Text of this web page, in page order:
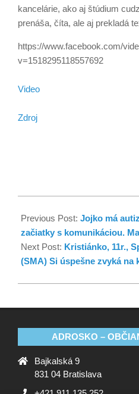
kancelárie, ako aj štúdium
prenáša, číta, ale aj prekladá
https://www.facebook.com/
v=1518295118557692
Video
Zdroj
Previous Post: Jojko má
začiatky s komunikáciou.
Next Post: Kristiánko, 11r.,
(SMA) Si úspešne zvyká
ADROSKO –
Bajkalská 9
831 04 Bratislava